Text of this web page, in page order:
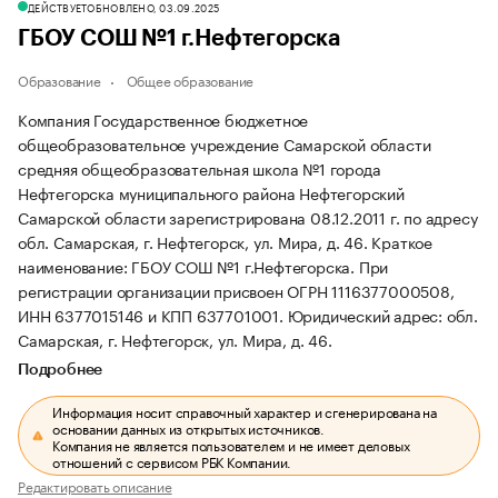
ДЕЙСТВУЕТОБНОВЛЕНО, 03.09.2025
ГБОУ СОШ №1 г.Нефтегорска
Образование Общее образование
Компания Государственное бюджетное
общеобразовательное учреждение Самарской области
средняя общеобразовательная школа №1 города
Нефтегорска муниципального района Нефтегорский
Самарской области зарегистрирована 08.12.2011 г. по адресу
обл. Самарская, г. Нефтегорск, ул. Мира, д. 46. Краткое
наименование: ГБОУ СОШ №1 г.Нефтегорска. При
регистрации организации присвоен ОГРН 1116377000508,
ИНН 6377015146 и КПП 637701001. Юридический адрес: обл.
Самарская, г. Нефтегорск, ул. Мира, д. 46.
Подробнее
Информация носит справочный характер и сгенерирована на
основании данных из открытых источников.
Компания не является пользователем и не имеет деловых
отношений с сервисом РБК Компании.
Редактировать описание